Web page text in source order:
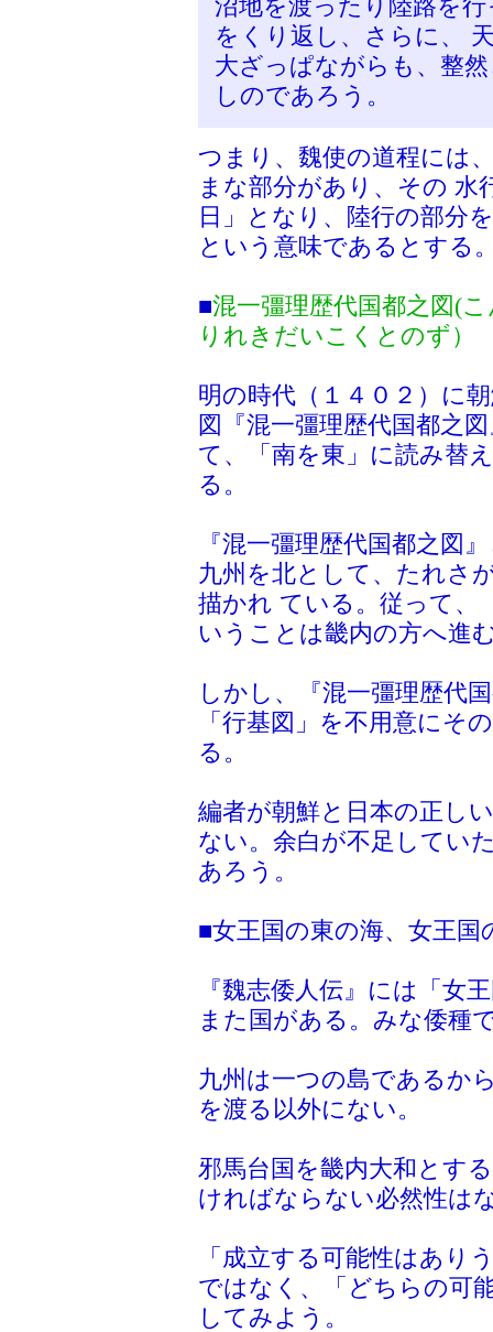
沼地を渡ったり陸路を
をくり返し、さらに、
大ざっぱながらも、整
しのであろう。
つまり、魏使の道程には
まな部分があり、その 水
日」となり、陸行の部分
という意味であるとする
■混一彊理歴代国都之図(
りれきだいこくとのず）
明の時代（１４０２）に
図『混一彊理歴代国都之
て、「南を東」に読み替
る。
『混一彊理歴代国都之図
九州を北として、たれさ
描かれ ている。従って、
いうことは畿内の方へ進
しかし、『混一彊理歴代
「行基図」を不用意にそ
る。
編者が朝鮮と日本の正し
ない。余白が不足してい
あろう。
■女王国の東の海、女王国
『魏志倭人伝』には「女
また国がある。みな倭種
九州は一つの島であるか
を渡る以外にない。
邪馬台国を畿内大和とす
ければならない必然性は
「成立する可能性はあり
ではなく、「どちらの可
してみよう。